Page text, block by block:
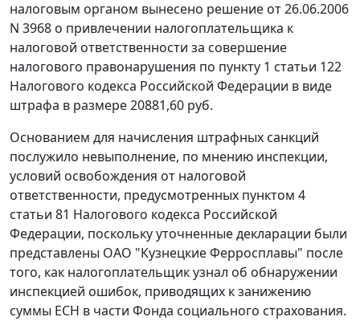
налоговым органом вынесено решение от 26.06.2006
N 3968 о привлечении налогоплательщика к
налоговой ответственности за совершение
налогового правонарушения по пункту 1 статьи 122
Налогового кодекса Российской Федерации в виде
штрафа в размере 20881,60 руб.
Основанием для начисления штрафных санкций
послужило невыполнение, по мнению инспекции,
условий освобождения от налоговой
ответственности, предусмотренных пунктом 4
статьи 81 Налогового кодекса Российской
Федерации, поскольку уточненные декларации были
представлены ОАО "Кузнецкие Ферросплавы" после
того, как налогоплательщик узнал об обнаружении
инспекцией ошибок, приводящих к занижению
суммы ЕСН в части Фонда социального страхования.